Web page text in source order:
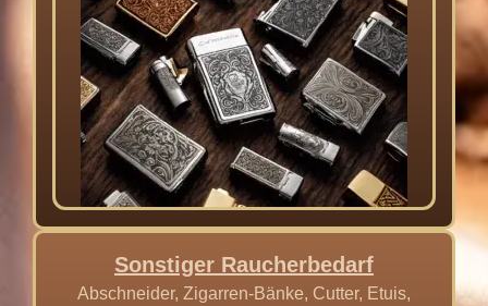
Sonstiger Raucherbedarf
Abschneider, Zigarren-Bänke, Cutter, Etuis,